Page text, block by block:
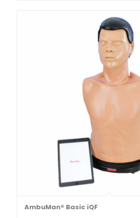
AmbuMan® Basic iQF